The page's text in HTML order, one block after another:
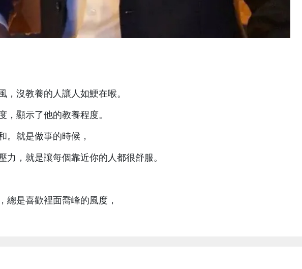
，沒教養的人讓人如鯁在喉。
，顯示了他的教養程度。
。就是做事的時候，
力，就是讓每個靠近你的人都很舒服。
總是喜歡裡面喬峰的風度，